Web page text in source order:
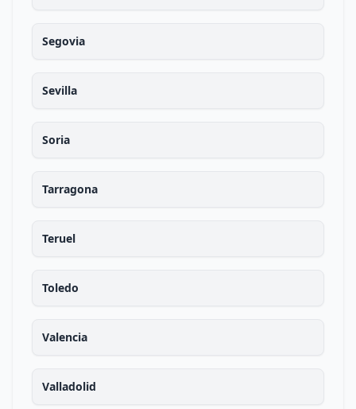
Segovia
Sevilla
Soria
Tarragona
Teruel
Toledo
Valencia
Valladolid